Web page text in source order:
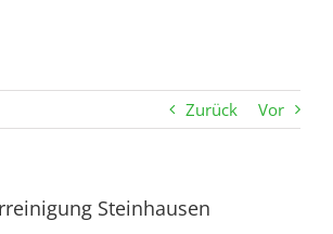
Zurück Vor
Steinhausen